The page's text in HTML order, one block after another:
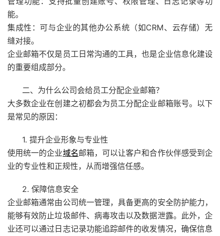
能。
集成性：可与企业的其他办公系统（如CRM、云存储）无
缝对接。
企业邮箱不仅是员工日常沟通的工具，也是企业信息化建设
的重要组成部分。
二、为什么公司会给员工分配企业邮箱？
大多数企业在创建之初都会为员工分配企业邮箱账号。以下
是常见的原因：
1. 提升企业形象与专业性
使用统一的企业域名邮箱，可以让客户和合作伙伴感受到企
业的专业性和正规性，从而增强信任感。
2. 保障信息安全
企业邮箱通常由公司统一管理，具备更高的安全防护能力，
能够有效防止垃圾邮件、病毒攻击以及数据泄露。此外，企
业还可以通过日志记录功能追踪邮件的收发情况，确保信息